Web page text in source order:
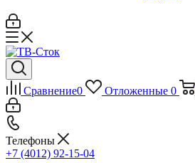
Сравнение0 Отложенные 0
Телефоны
+7 (4012) 92-15-04